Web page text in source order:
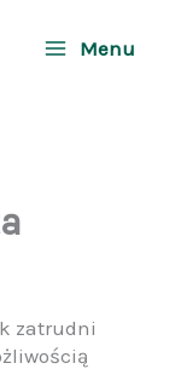
Menu
zatrudni